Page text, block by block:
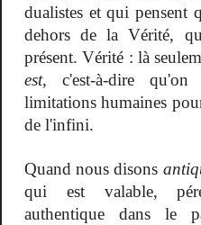
dualistes et qui pensent
dehors de la Vérité,
présent. Vérité : là
est, c'est-à-dire qu'on
limitations humaines
de l'infini.
Quand nous disons
qui est valable,
authentique dans le